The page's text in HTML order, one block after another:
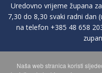
Uredovno vrijeme župana
7,30 do 8,30 svaki radni dan
na telefon +385 48 658
POLITIKA ZAŠTITE
Naša web stranica koristi